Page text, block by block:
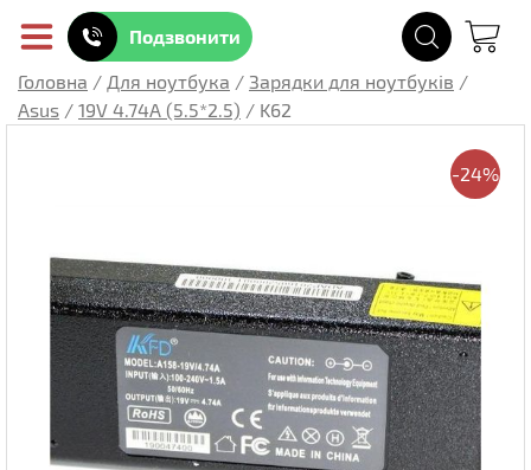
Подзвонити
Головна / Для ноутбука / Зарядки для ноутбуків /
Asus / 19V 4.74A (5.5*2.5) / K62
-24%